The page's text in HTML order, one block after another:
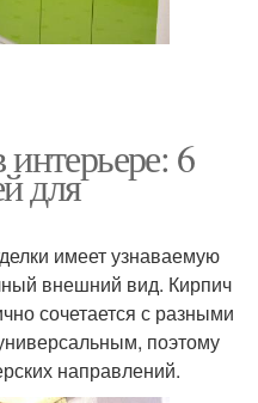
6
для
имеет узнаваемую
внешний вид. Кирпич
сочетается с разными
поэтому
направлений.